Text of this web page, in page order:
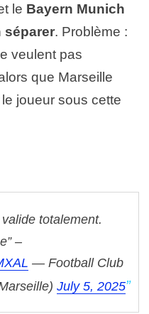
le Bayern Munich
séparer. Problème :
veulent pas
que Marseille
joueur sous cette
totalement.
–
— Football Club
July 5, 2025